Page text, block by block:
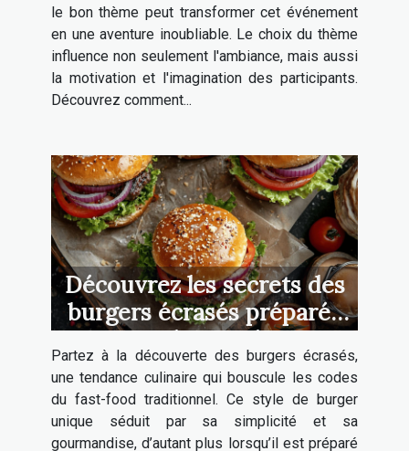
le bon thème peut transformer cet événement
en une aventure inoubliable. Le choix du thème
influence non seulement l'ambiance, mais aussi
la motivation et l'imagination des participants.
Découvrez comment...
Découvrez les secrets des
burgers écrasés préparés
avec des produits
régionaux
Partez à la découverte des burgers écrasés,
une tendance culinaire qui bouscule les codes
du fast-food traditionnel. Ce style de burger
unique séduit par sa simplicité et sa
gourmandise, d’autant plus lorsqu’il est préparé